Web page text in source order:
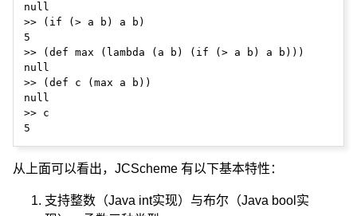
null
>> (if (> a b) a b)
5
>> (def max (lambda (a b) (if (> a b) a b)))
null
>> (def c (max a b))
null
>> c
从上面可以看出，JCScheme 有以下基本特性：
支持整数（Java int实现）与布尔（Java bool实